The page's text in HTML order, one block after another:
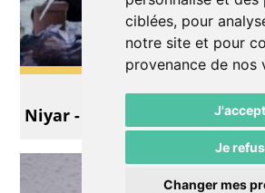
ciblées, pour
notre site et pour
provenance de nos
Je
Changer mes
Niyar - un conte de papier